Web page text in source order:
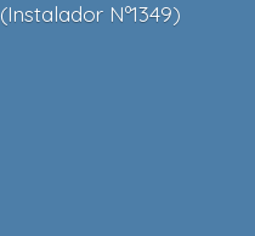
(Instalador Nº1349)